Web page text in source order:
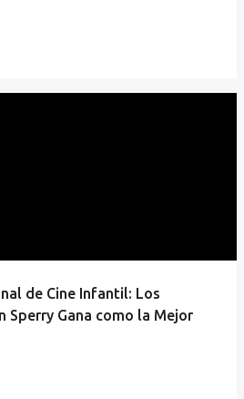
de Cine Infantil: Los
Sperry Gana como la Mejor